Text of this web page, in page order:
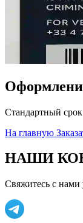
Стандартный
На главную
НАШИ
Свяжитесь с